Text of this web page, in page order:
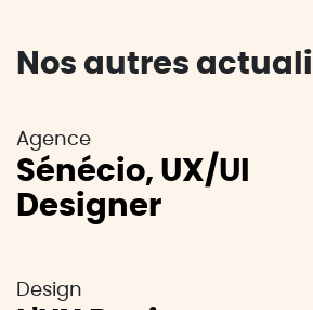
Nos autres
Agence
Sénécio, UX/UI
Designer
Design